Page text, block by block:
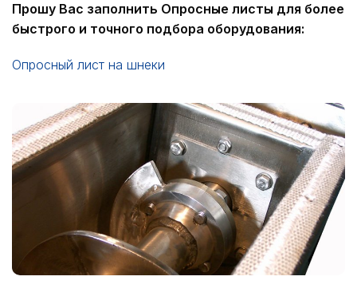
Прошу Вас заполнить Опросные листы для более
быстрого и точного подбора оборудования:
Опросный лист на шнеки